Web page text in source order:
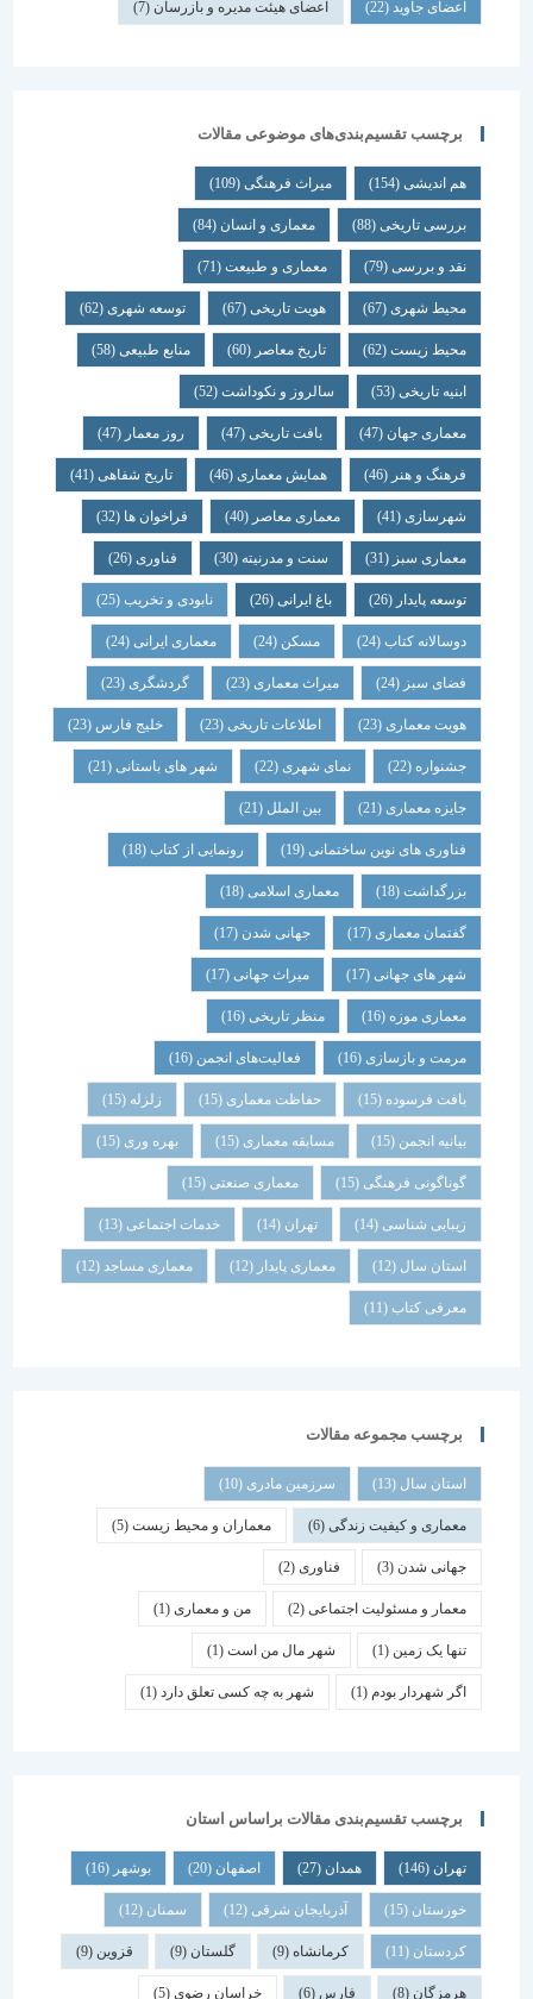
اعضای جاوید(22) اعضای هیئت مدیره و بازرسان(7)
برچسب تقسیم‌بندی‌های موضوعی مقالات
هم اندیشی (154) میراث فرهنگی (109)
بررسی تاریخی (88) معماری و انسان (84)
نقد و بررسی (79) معماری و طبیعت (71)
محیط شهری(67) هویت تاریخی(67) توسعه شهری(62)
محیط زیست(62) تاریخ معاصر(60) منابع طبیعی(58)
ابنیه تاریخی(53) سالروز و نکوداشت(52)
معماری جهان (47) بافت تاریخی(47) روز معمار(47)
فرهنگ و هنر(46) همایش معماری (46) تاریخ شفاهی (41)
شهرسازی(41) معماری معاصر(40) فراخوان ها (32)
معماری سبز(31) سنت و مدرنیته(30) فناوری (26)
توسعه پایدار(26) باغ ایرانی(26) نابودی و تخریب(25)
دوسالانه کتاب(24) مسکن (24) معماری ایرانی(24)
فضای سبز(24) میراث معماری (23) گردشگری (23)
هویت معماری (23) اطلاعات تاریخی(23) خلیج فارس(23)
جشنواره(22) نمای شهری(22) شهر های باستانی (21)
جایزه معماری (21) بین الملل(21)
فناوری های نوین ساختمانی(19) رونمایی از کتاب (18)
بزرگداشت (18) معماری اسلامی(18)
گفتمان معماری (17) جهانی شدن(17)
شهر های جهانی(17) میراث جهانی(17)
معماری موزه(16) منظر تاریخی (16)
مرمت و بازسازی(16) فعالیت‌های انجمن(16)
بافت فرسوده (15) حفاظت معماری (15) زلزله
بیانیه انجمن(15) مسابقه معماری (15) بهره وری(15)
گوناگونی فرهنگی (15) معماری صنعتی(15)
زیبایی شناسی (14) تهران خدمات اجتماعی (13)
استان سال(12) معماری پایدار (12) معماری مساجد(12)
معرفی کتاب(11)
برچسب مجموعه مقالات
استان سال(13) سرزمین مادری(10)
معماری و کیفیت زندگی(6) معماران و محیط زیست(5)
جهانی شدن(3) فناوری (2)
معمار و مسئولیت اجتماعی (2) من و معماری (1)
تنها یک زمین(1) شهر مال من است(1)
اگر شهردار بودم (1) شهر به چه کسی تعلق دارد(1)
برچسب تقسیم‌بندی مقالات براساس استان
همدان اصفهان (20) بوشهر
خوزستان(15) آذربایجان شرقی(12) سمنان (12)
کردستان(11) کرمانشاه(9) گلستان (9) قزوین
هرمزگان(8) فارس خراسان رضوی(5)